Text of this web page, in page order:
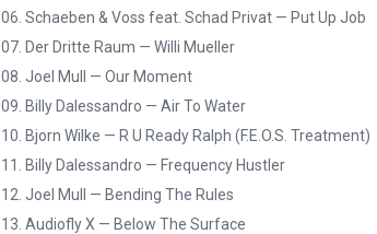
06. Schaeben & Voss feat. Schad Privat — Put Up Job
07. Der Dritte Raum — Willi Mueller
08. Joel Mull — Our Moment
09. Billy Dalessandro — Air To Water
10. Bjorn Wilke — R U Ready Ralph (F.E.O.S. Treatment)
11. Billy Dalessandro — Frequency Hustler
12. Joel Mull — Bending The Rules
13. Audiofly X — Below The Surface